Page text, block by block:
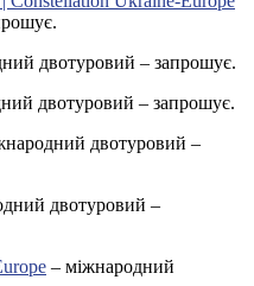
двотуровий – запрошує.
двотуровий – запрошує.
двотуровий –
двотуровий –
– міжнародний